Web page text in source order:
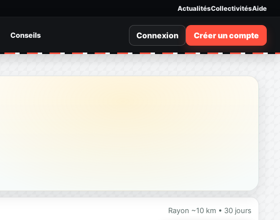
ActualitésCollectivitésAide
Conseils Connexion Créer un compte
Rayon ~10 km • 30 jours